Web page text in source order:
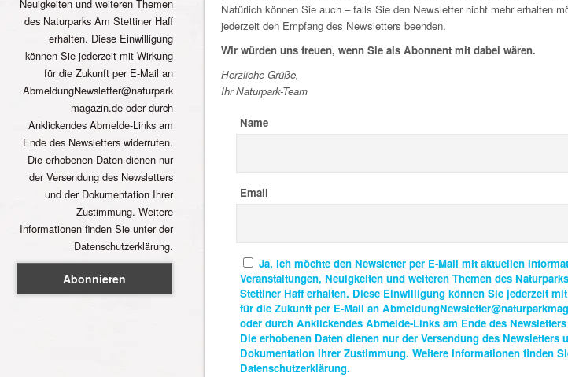
Neuigkeiten und weiteren Themen
des Naturparks Am Stettiner Haff
erhalten. Diese Einwilligung
können Sie jederzeit mit Wirkung
für die Zukunft per E-Mail an
AbmeldungNewsletter@naturpark
magazin.de oder durch
Anklickendes Abmelde-Links am
Ende des Newsletters widerrufen.
Die erhobenen Daten dienen nur
der Versendung des Newsletters
und der Dokumentation Ihrer
Zustimmung. Weitere
Informationen finden Sie unter der
Datenschutzerklärung.
Natürlich können Sie auch – falls Sie den Newsletter nicht mehr erhalten
jederzeit den Empfang des Newsletters beenden.
Wir würden uns freuen, wenn Sie als Abonnent mit dabei wären.
Herzliche Grüße,
Ihr Naturpark-Team
Name
Email
Ja, ich möchte den Newsletter per E-Mail mit aktuellen
Veranstaltungen, Neuigkeiten und weiteren Themen des
Stettiner Haff erhalten. Diese Einwilligung können Sie jederzeit
für die Zukunft per E-Mail an
oder durch Anklickendes Abmelde-Links am Ende des
Die erhobenen Daten dienen nur der Versendung des Newsletters
Dokumentation Ihrer Zustimmung. Weitere Informationen finden
Datenschutzerklärung.